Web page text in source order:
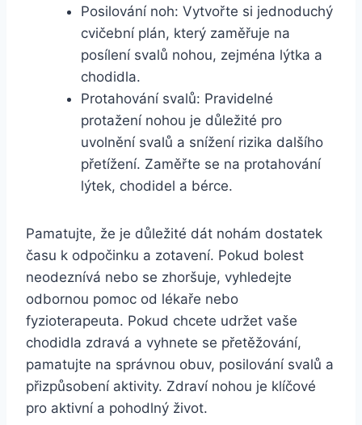
Posilování noh: Vytvořte si jednoduchý
cvičební plán, který zaměřuje na
posílení svalů nohou, zejména lýtka a
chodidla.
Protahování svalů: Pravidelné
protažení nohou je důležité pro
uvolnění svalů a snížení rizika dalšího
přetížení. Zaměřte se na protahování
lýtek, chodidel a bérce.
Pamatujte, že je důležité dát nohám dostatek
času k odpočinku a zotavení. Pokud bolest
neodeznívá nebo se zhoršuje, vyhledejte
odbornou pomoc od lékaře nebo
fyzioterapeuta. Pokud chcete udržet vaše
chodidla zdravá a vyhnete se přetěžování,
pamatujte na správnou obuv, posilování svalů a
přizpůsobení aktivity. Zdraví nohou je klíčové
pro aktivní a pohodlný život.